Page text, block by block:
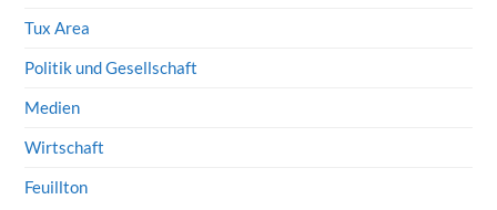
Tux Area
Politik und Gesellschaft
Medien
Wirtschaft
Feuillton